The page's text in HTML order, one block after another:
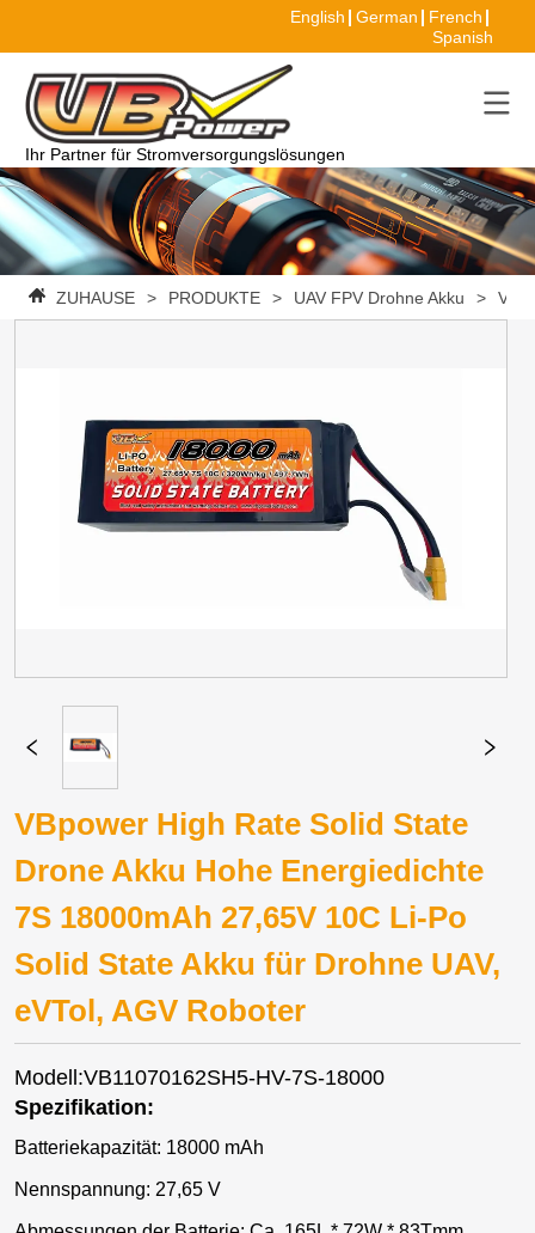
English German
French
Spanish
Ihr Partner für Stromversorgungslösungen
ZUHAUSE > PRODUKTE > UAV FPV Drohne Akku >
VBpower High Rate Solid State
Drone Akku Hohe Energiedichte
7S 18000mAh 27,65V 10C Li-Po
Solid State Akku für Drohne UAV,
eVTol, AGV Roboter
Modell:VB11070162SH5-HV-7S-18000
Spezifikation:
Batteriekapazität: 18000 mAh
Nennspannung: 27,65 V